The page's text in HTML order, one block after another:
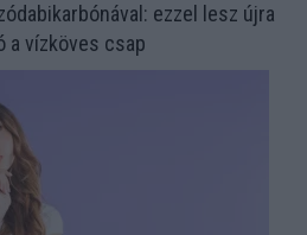
ezzel lesz újra
a vízköves csap